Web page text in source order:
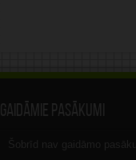
Gaidāmie pasākumi
Šobrīd nav gaidāmo